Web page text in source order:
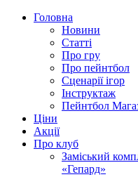
Головна
Новини
Статті
Про гру
Про пейнтбол
Сценарії ігор
Інструктаж
Пейнтбол
Ціни
Акції
Про клуб
Заміський
«Гепард»